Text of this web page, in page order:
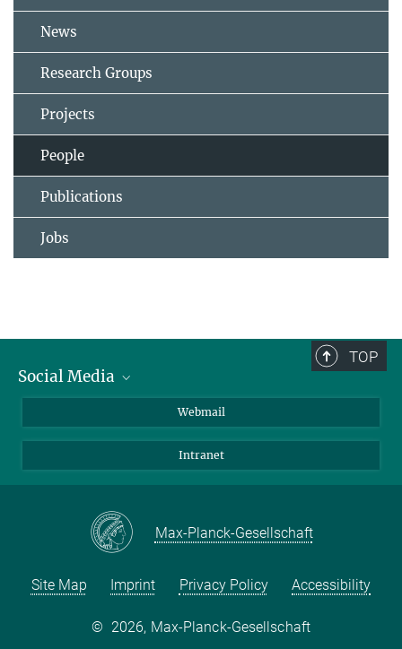
News
Research Groups
Projects
People
Publications
Jobs
TOP
Social Media
YouTube
Webmail
Intranet
Max-Planck-Gesellschaft
Site Map Imprint Privacy Policy Accessibility
© 2026, Max-Planck-Gesellschaft